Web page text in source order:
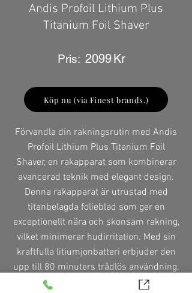
Andis Profoil Lithium Plus
Titanium Foil Shaver
Pris: 2099Kr
Köp nu (via Finest brands.)
Förvandla din rakningsrutin med Andis
Profoil Lithium Plus Titanium Foil
Shaver, en rakapparat som kombinerar
avancerad teknik med elegant design.
Denna rakapparat är utrustad med
titanbelagda folieblad som ger en
exceptionellt nära och skonsam rakning,
vilket minimerar hudirritation. Med sin
kraftfulla litiumjonbatteri erbjuder den
upp till 80 minuters trådlös användning,
vilket gör den perfekt för både